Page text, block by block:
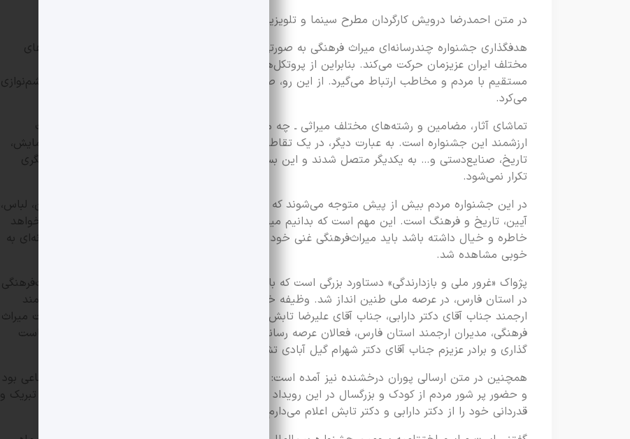
در متن احمدرضا درویش کارگردان مطرح سینما و تلویزیون کشور آمده است:
هدفگذاری جشنواره چندرسانه‌ای میراث فرهنگی به صورتی است که محدود به یک مکان نیست و در اقلیم‌های
مختلف ایران عزیزمان حرکت می‌کند. بنابراین از پروتکل‌های تکراری برگزاری برخی فستیوال‌ها عبور می‌کند و
مستقیم با مردم و مخاطب ارتباط می‌گیرد. از این رو، صمیمانه و مردمی‌بودن آن نیز بیش از هر چیزی چشم‌نوازی
می‌کرد.
تماشای آثار، مضامین و رشته‌های مختلف میراثی ـ چه ملموس و چه ناملموس ـ با یکدیگر نیز از دیگر نکات
ارزشمند این جشنواره است. به عبارت دیگر، در یک تقاطعی مجموعه نگارگری، موسیقی، سینما، آیین‌ها و نمایش،
تاریخ، صنایع‌دستی و… به یکدیگر متصل شدند و این بسیار منحصربه‌فرد و زیباست و در هیچ جشنواره دیگری
تکرار نمی‌شود.
در این جشنواره مردم بیش از پیش متوجه می‌شوند که ایران فقط تهران نیست و رنگین‌کمانی از آداب، زبان، لباس،
آیین، تاریخ و فرهنگ است. این مهم است که بدانیم میراث‌فرهنگی با مردم تعریف می‌شود. هر جامعه‌ای بخواهد
خاطره و خیال داشته باشد باید میراث‌فرهنگی غنی خود را پاس بدارد و این مهم در جشنواره ملی چندرسانه‌ای به
خوبی مشاهده شد.
پژواک «غرور ملی و بازدارندگی» دستاورد بزرگی است که با برگزاری موفق سومین جشنواره چندرسانه‌ای میراث‌فرهنگی
در استان فارس، در عرصه ملی طنین انداز شد. وظیفه خود می دانم از بنیان گذار و ریاست جشنواره، دانشمند
ارجمند جناب آقای دکتر دارابی، جناب آقای علیرضا تابش، دبیر سخت کوش جشنواره، مدیران گرامی در وزارت میراث
فرهنگی، مدیران ارجمند استان فارس، فعالان عرصه رسانه، گروه اجرایی جشنواره، اعضاء محترم شورای سیاست
گذاری و برادر عزیزم جناب آقای دکتر شهرام گیل آبادی تشکر و قدردانی کنم.
همچنین در متن ارسالی پوران درخشنده نیز آمده است: وجود این جشنواره یک نیاز جدی فرهنگی و اجتماعی بود
و حضور پر شور مردم از کودک و بزرگسال در این رویداد مهم نشانه بارز این نیاز فرهنگی و اجتماعی است. تبریک و
قدردانی خود را از دکتر دارابی و دکتر تابش اعلام می‌دارم.